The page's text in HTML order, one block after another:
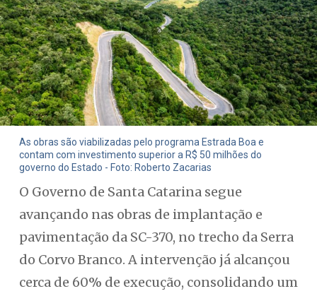
As obras são viabilizadas pelo programa Estrada Boa e
contam com investimento superior a R$ 50 milhões do
governo do Estado - Foto: Roberto Zacarias
O Governo de Santa Catarina segue
avançando nas obras de implantação e
pavimentação da SC-370, no trecho da Serra
do Corvo Branco. A intervenção já alcançou
cerca de 60% de execução, consolidando um